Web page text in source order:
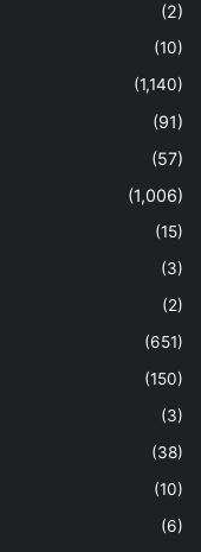
(2)
(10)
(1,140)
(91)
(57)
(1,006)
(15)
(3)
(2)
(651)
(150)
(3)
(38)
(10)
(6)